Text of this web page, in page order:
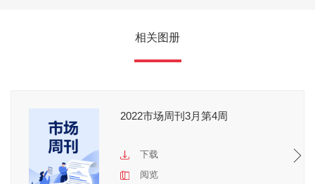
相关图册
2022市场周刊3月第4周
下载
阅览